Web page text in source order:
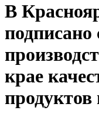
В
подписано
крае
продуктов